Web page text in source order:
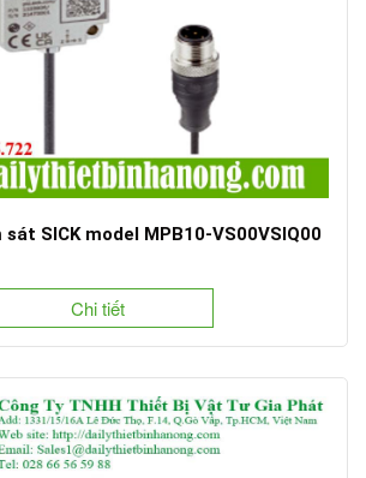
SICK model MPB10-VS00VSIQ00
Chi tiết